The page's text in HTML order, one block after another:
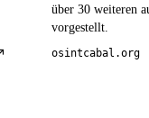
über 30 weiteren
vorgestellt.
osintcabal.org